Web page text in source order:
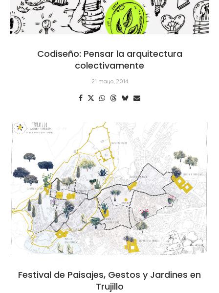
Codiseño: Pensar la arquitectura
colectivamente
21 mayo, 2014
Festival de Paisajes, Gestos y Jardines en
Trujillo